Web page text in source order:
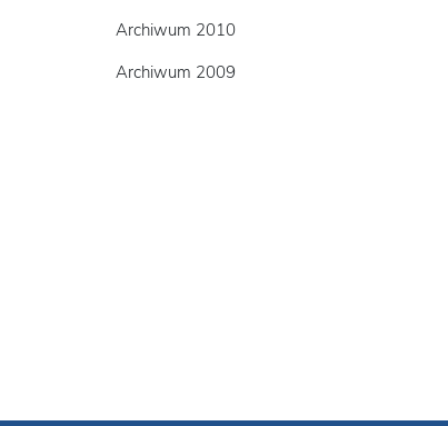
Archiwum 2010
Archiwum 2009